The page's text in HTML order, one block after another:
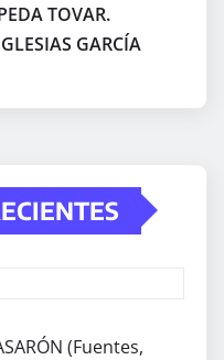
TOVAR.
GARCÍA
(Fuentes,